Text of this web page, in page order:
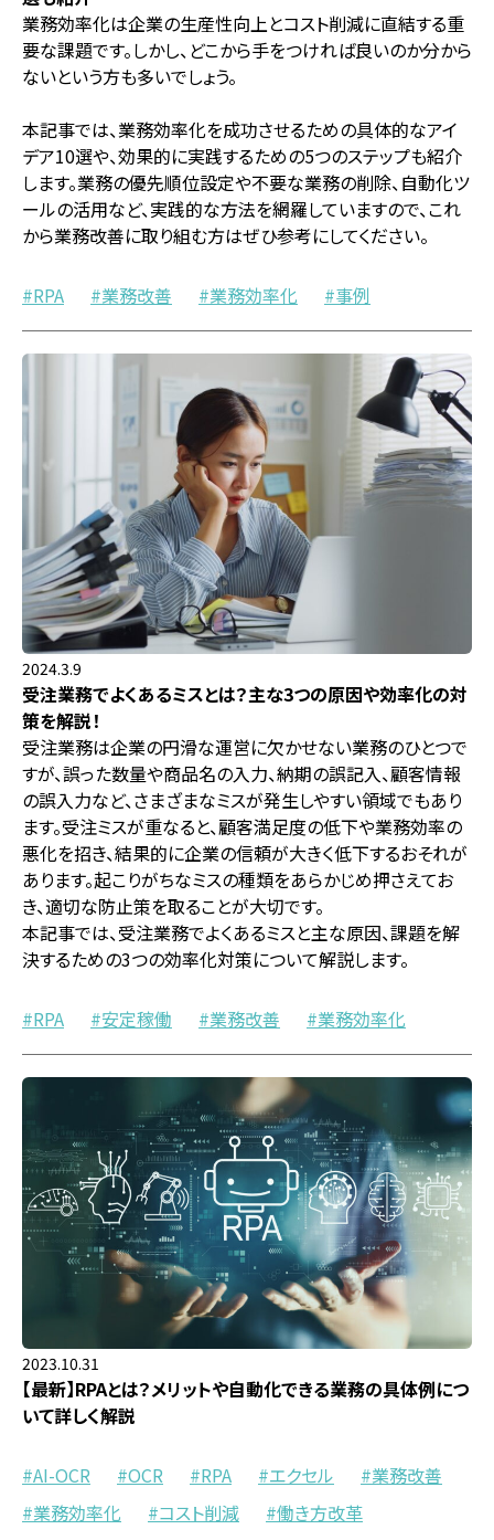
業務効率化は企業の生産性向上とコスト削減に直結する重
要な課題です。しかし、どこから手をつければ良いのか分から
ないという方も多いでしょう。
本記事では、業務効率化を成功させるための具体的なアイ
デア10選や、効果的に実践するための5つのステップも紹介
します。業務の優先順位設定や不要な業務の削除、自動化ツ
ールの活用など、実践的な方法を網羅していますので、これ
から業務改善に取り組む方はぜひ参考にしてください。
RPA 業務改善 業務効率化 事例
2024.3.9
受注業務でよくあるミスとは？主な3つの原因や効率化の対
策を解説！
受注業務は企業の円滑な運営に欠かせない業務のひとつで
すが、誤った数量や商品名の入力、納期の誤記入、顧客情報
の誤入力など、さまざまなミスが発生しやすい領域でもあり
ます。受注ミスが重なると、顧客満足度の低下や業務効率の
悪化を招き、結果的に企業の信頼が大きく低下するおそれが
あります。起こりがちなミスの種類をあらかじめ押さえてお
き、適切な防止策を取ることが大切です。
本記事では、受注業務でよくあるミスと主な原因、課題を解
決するための3つの効率化対策について解説します。
RPA 安定稼働 業務改善 業務効率化
2023.10.31
【最新】RPAとは？メリットや自動化できる業務の具体例につ
いて詳しく解説
AI-OCR OCR RPA エクセル
業務改善
業務効率化
コスト削減 働き方改革